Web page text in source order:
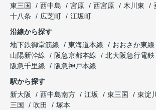
東三国
西中島 宮原 西宮原 木川東
十八条
広芝町
江坂町
沿線から探す
地下鉄御堂筋線
東海道本線 おおさか東線
山陽新幹線
阪急京都本線 北大阪急行電鉄
阪急千里線
阪急神戸本線
駅から探す
新大阪
西中島南方 江坂 東三国 東淀川
三国
吹田 塚本